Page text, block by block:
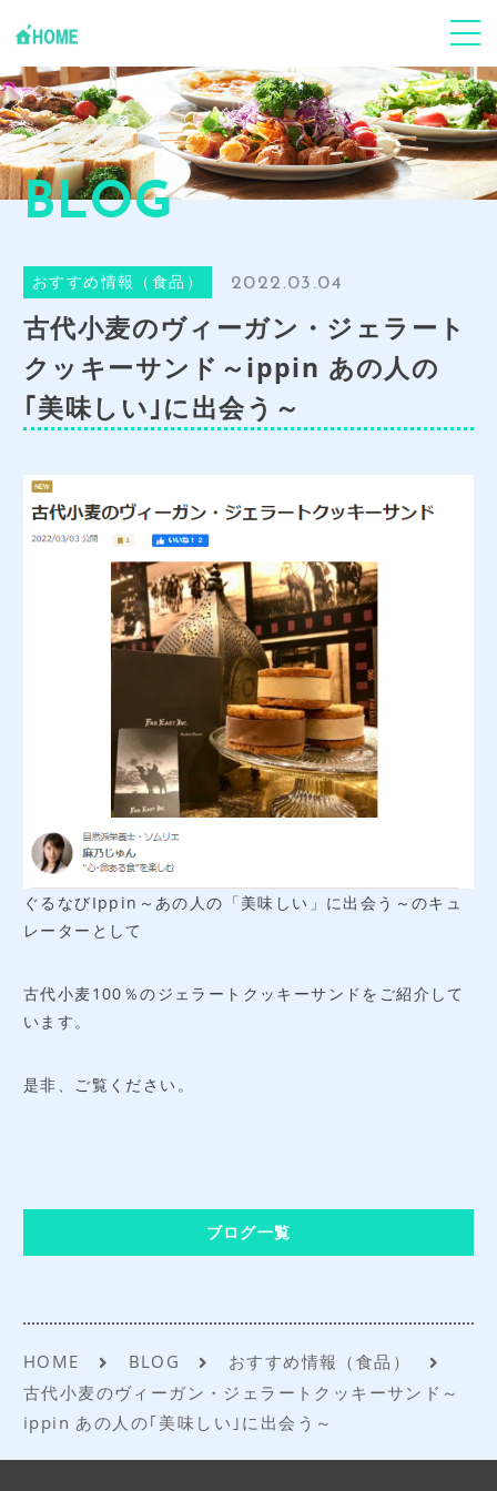
ABOUT
Jフードハーモニーについて
個人の方
心身ケア
Youtube
お知らせ･ブログ
CONTACT
お申し込み・お問い合わせ
法人お見積りフォーム
よくあるご質問
アクセス
BLOG
おすすめ情報（食品） 2022.03.04
古代小麦のヴィーガン・ジェラート
クッキーサンド～ippin あの人の
｢美味しい｣に出会う～
ぐるなびIppin～あの人の「美味しい」に出会う～のキュ
レーターとして
古代小麦100％のジェラートクッキーサンドをご紹介して
います。
是非、ご覧ください。
ブログ一覧
HOME BLOG
おすすめ情報（食品）
古代小麦のヴィーガン・ジェラートクッキーサンド～
ippin あの人の｢美味しい｣に出会う～